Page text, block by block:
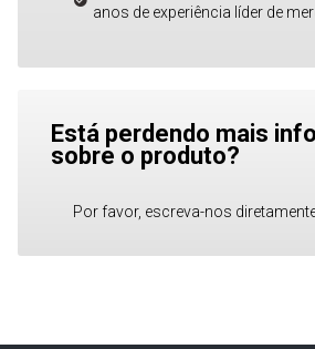
anos de experiência líder de
Está perdendo mais
sobre o produto?
Por favor, escreva-nos